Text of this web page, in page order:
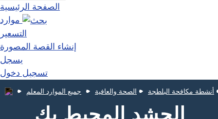
الصفحة الرئيسية
موارد
التسعير
إنشاء القصة المصورة
يسجل
تسجيل دخول
جميع الموارد المعلم الصحة والعافية أنشطة مكافحة البلطجة
الحشد المحيط بك